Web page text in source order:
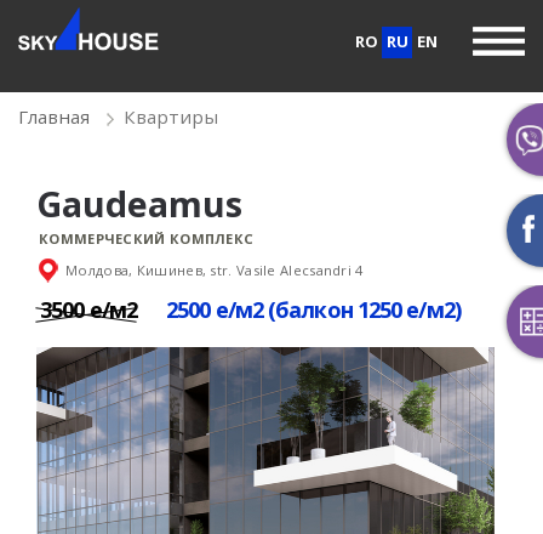
RO RU EN
Главная Квартиры
Gaudeamus
КОММЕРЧЕСКИЙ КОМПЛЕКС
Молдова, Кишинев, str. Vasile Alecsandri 4
3500 е/м2 2500 е/м2 (балкон 1250 е/м2)